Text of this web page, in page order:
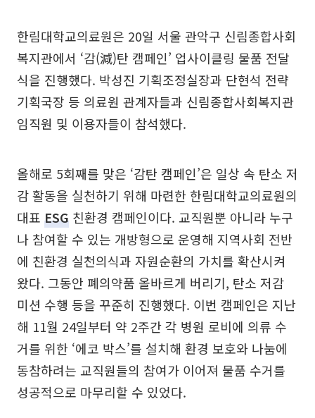
한림대학교의료원은 20일 서울 관악구 신림종합사회
복지관에서 ‘감(減)탄 캠페인’ 업사이클링 물품 전달
식을 진행했다. 박성진 기획조정실장과 단현석 전략
기획국장 등 의료원 관계자들과 신림종합사회복지관
임직원 및 이용자들이 참석했다.
올해로 5회째를 맞은 ‘감탄 캠페인’은 일상 속 탄소 저
감 활동을 실천하기 위해 마련한 한림대학교의료원의
대표 ESG 친환경 캠페인이다. 교직원뿐 아니라 누구
나 참여할 수 있는 개방형으로 운영해 지역사회 전반
에 친환경 실천의식과 자원순환의 가치를 확산시켜
왔다. 그동안 폐의약품 올바르게 버리기, 탄소 저감
미션 수행 등을 꾸준히 진행했다. 이번 캠페인은 지난
해 11월 24일부터 약 2주간 각 병원 로비에 의류 수
거를 위한 ‘에코 박스’를 설치해 환경 보호와 나눔에
동참하려는 교직원들의 참여가 이어져 물품 수거를
성공적으로 마무리할 수 있었다.